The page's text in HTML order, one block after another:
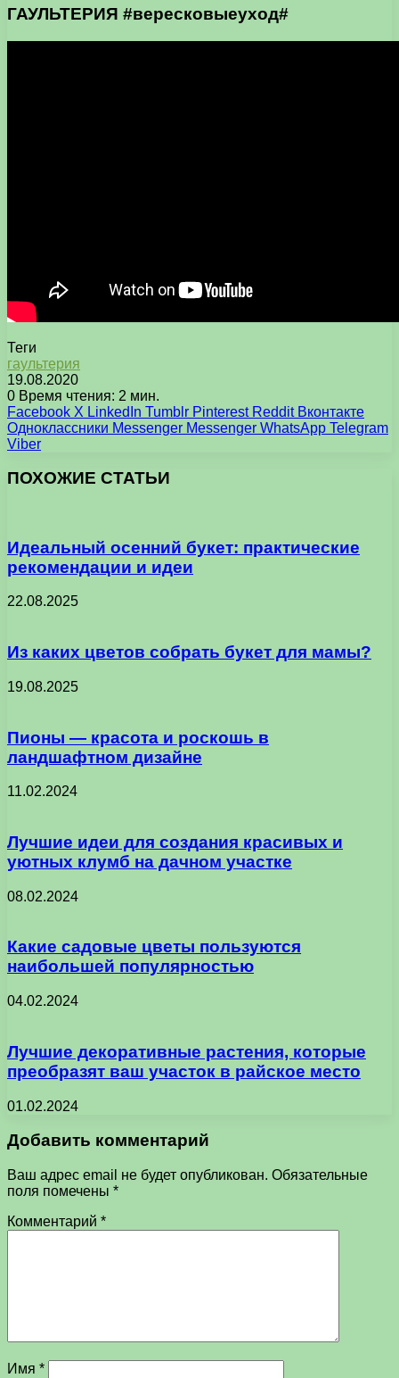
ГАУЛЬТЕРИЯ #вересковыеуход#
Теги
гаультерия
19.08.2020
0 Время чтения: 2 мин.
Facebook X LinkedIn Tumblr Pinterest Reddit Вконтакте
Одноклассники Messenger Messenger WhatsApp Telegram
Viber
ПОХОЖИЕ СТАТЬИ
Идеальный осенний букет: практические
рекомендации и идеи
22.08.2025
Из каких цветов собрать букет для мамы?
19.08.2025
Пионы — красота и роскошь в
ландшафтном дизайне
11.02.2024
Лучшие идеи для создания красивых и
уютных клумб на дачном участке
08.02.2024
Какие садовые цветы пользуются
наибольшей популярностью
04.02.2024
Лучшие декоративные растения, которые
преобразят ваш участок в райское место
01.02.2024
Добавить комментарий
Ваш адрес email не будет опубликован. Обязательные
поля помечены *
Комментарий *
Имя *